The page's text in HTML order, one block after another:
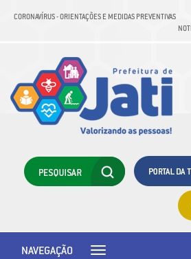
CORONAVÍRUS - ORIENTAÇÕES E MEDIDAS PREVENTIVAS
Toggle
NAVEGAÇÃO